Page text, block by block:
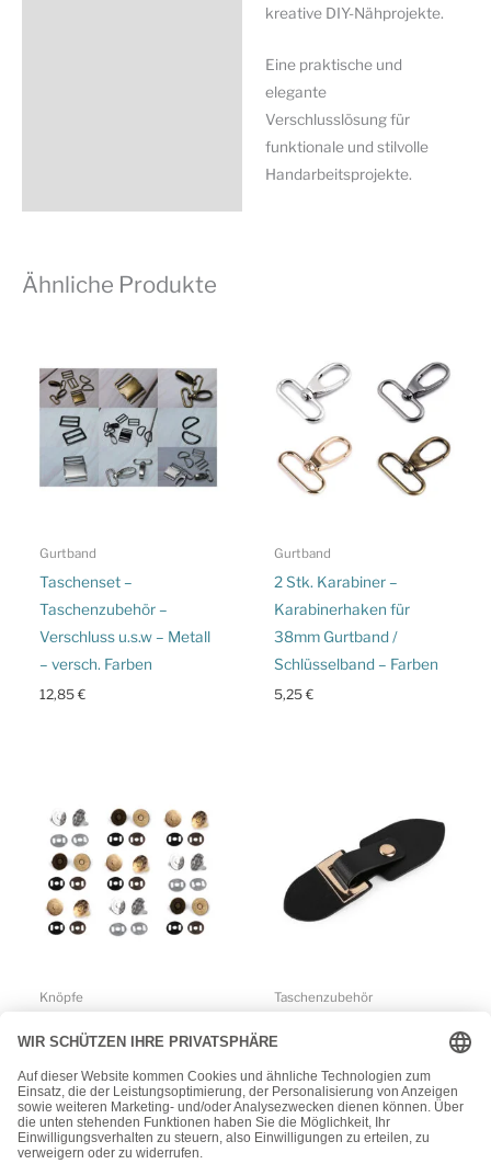
kreative DIY-Nähprojekte.
Eine praktische und
elegante
Verschlusslösung für
funktionale und stilvolle
Handarbeitsprojekte.
Ähnliche Produkte
Gurtband
Taschenset –
Taschenzubehör –
Verschluss u.s.w – Metall
– versch. Farben
12,85€
Gurtband
2 Stk. Karabiner –
Karabinerhaken für
38mm Gurtband /
Schlüsselband – Farben
5,25€
Knöpfe
Magnetverschluss –
Nähfrei – 18mm –
verschiedene Farben
Taschenzubehör
– schwarz/gold
3,45€